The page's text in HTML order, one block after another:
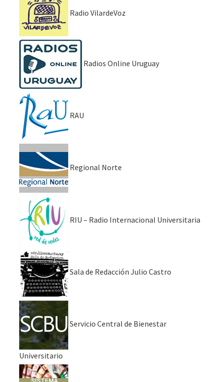
Radio VilardeVoz
Radios Online Uruguay
RAU
Regional Norte
RIU – Radio Internacional Universitaria
Sala de Redacción Julio Castro
Servicio Central de Bienestar
Universitario